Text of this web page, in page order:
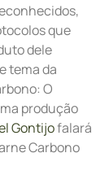
que
dele
tema da
O
produção
Gontijofalará
Carbono